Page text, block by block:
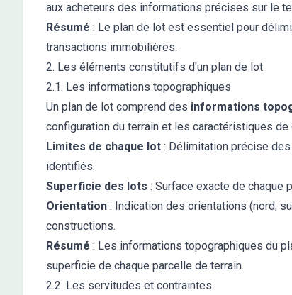
aux acheteurs des informations précises sur le
Résumé : Le plan de lot est essentiel pour
transactions immobilières.
2. Les éléments constitutifs d'un plan de lot
2.1. Les informations topographiques
Un plan de lot comprend des informations
configuration du terrain et les caractéristiques
Limites de chaque lot : Délimitation précise
identifiés.
Superficie des lots : Surface exacte de chaque
Orientation : Indication des orientations (nord,
constructions.
Résumé : Les informations topographiques du
superficie de chaque parcelle de terrain.
2.2. Les servitudes et contraintes